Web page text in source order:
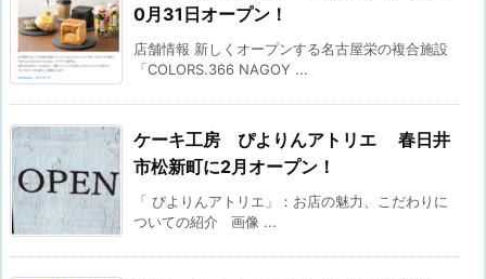
0月31日オープン！
店舗情報 新しくオープンする名古屋栄の複合施設
「COLORS.366 NAGOY ...
ケーキ工房 ぴよりんアトリエ 春日井
市松新町に2月オープン！
「 ぴよりんアトリエ」：お店の魅力、こだわりに
ついての紹介 画像 ...